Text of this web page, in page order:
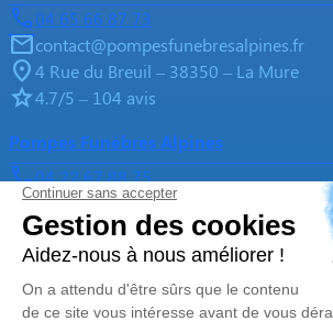
04 65 66 87 73
contact@pompesfunebresalpines.fr
4 Rue du Breuil – 38350 – La Mure
4.7/5 – 104 avis
Pompes Funèbres Alpines
04 22 67 88 75
contact@pompesfunebresalpines.fr
167 Rue des Cristalliers – 38520 – Le
4.9/5 – 74 avis
Nos Services
Organiser des obsèques
Liens
Avis de